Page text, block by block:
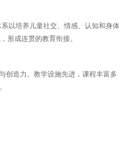
以培养儿童社交、情感、认知和身体
形成连贯的教育衔接。
创造力。教学设施先进，课程丰富多